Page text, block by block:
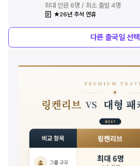
최대 인원 6명 / 최소 출발 4명
★26년 추석 연휴
다른출국일 선택